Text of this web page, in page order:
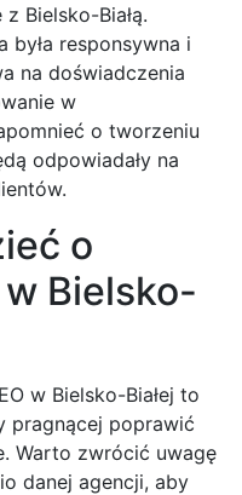
Bielsko-Białą.
była responsywna i
na doświadczenia
w
o tworzeniu
odpowiadały na
o
Bielsko-
w Bielsko-Białej to
pragnącej poprawić
Warto zwrócić uwagę
danej agencji, aby